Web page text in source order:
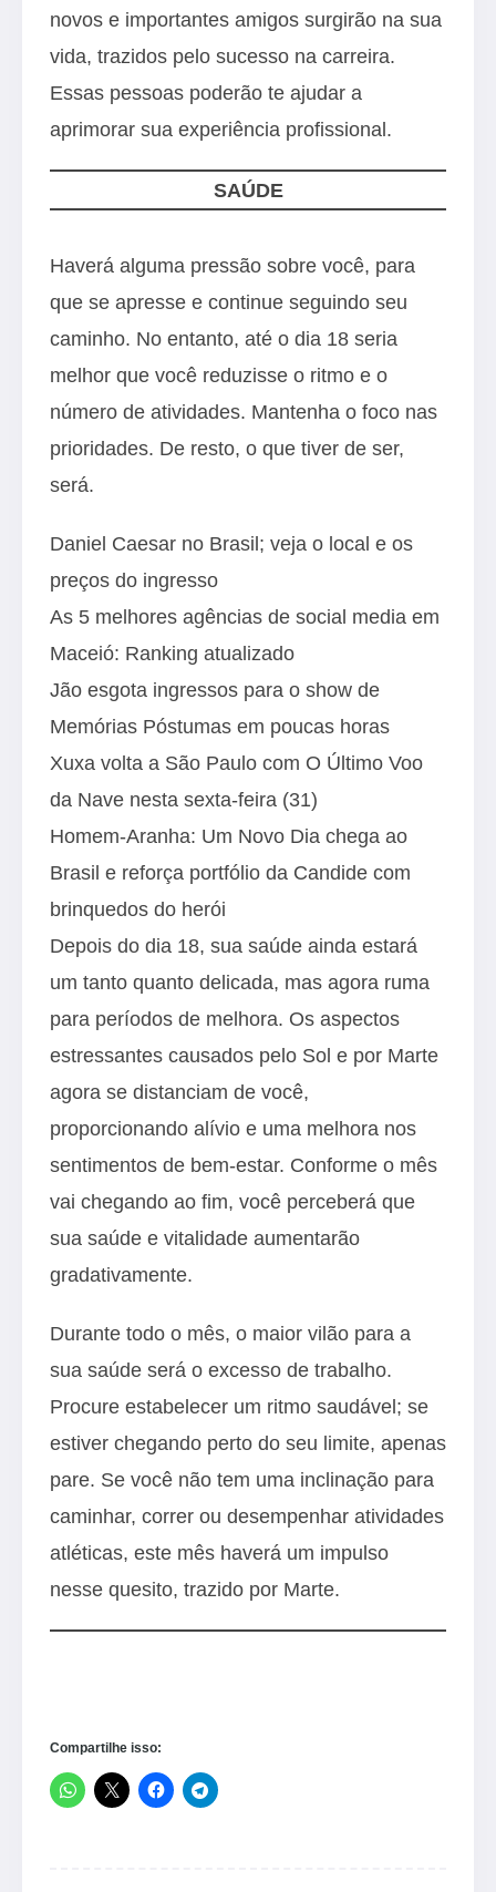
novos e importantes amigos surgirão na sua
vida, trazidos pelo sucesso na carreira.
Essas pessoas poderão te ajudar a
aprimorar sua experiência profissional.
SAÚDE
Haverá alguma pressão sobre você, para
que se apresse e continue seguindo seu
caminho. No entanto, até o dia 18 seria
melhor que você reduzisse o ritmo e o
número de atividades. Mantenha o foco nas
prioridades. De resto, o que tiver de ser,
será.
Daniel Caesar no Brasil; veja o local e os
preços do ingresso
As 5 melhores agências de social media em
Maceió: Ranking atualizado
Jão esgota ingressos para o show de
Memórias Póstumas em poucas horas
Xuxa volta a São Paulo com O Último Voo
da Nave nesta sexta-feira (31)
Homem-Aranha: Um Novo Dia chega ao
Brasil e reforça portfólio da Candide com
brinquedos do herói
Depois do dia 18, sua saúde ainda estará
um tanto quanto delicada, mas agora ruma
para períodos de melhora. Os aspectos
estressantes causados pelo Sol e por Marte
agora se distanciam de você,
proporcionando alívio e uma melhora nos
sentimentos de bem-estar. Conforme o mês
vai chegando ao fim, você perceberá que
sua saúde e vitalidade aumentarão
gradativamente.
Durante todo o mês, o maior vilão para a
sua saúde será o excesso de trabalho.
Procure estabelecer um ritmo saudável; se
estiver chegando perto do seu limite, apenas
pare. Se você não tem uma inclinação para
caminhar, correr ou desempenhar atividades
atléticas, este mês haverá um impulso
nesse quesito, trazido por Marte.
Compartilhe isso: